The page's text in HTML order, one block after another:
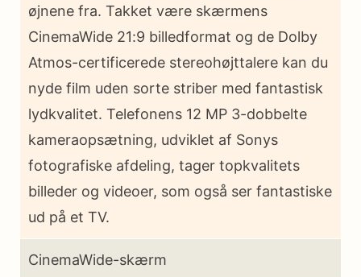
øjnene fra. Takket være skærmens
CinemaWide 21:9 billedformat og de Dolby
Atmos-certificerede stereohøjttalere kan du
nyde film uden sorte striber med fantastisk
lydkvalitet. Telefonens 12 MP 3-dobbelte
kameraopsætning, udviklet af Sonys
fotografiske afdeling, tager topkvalitets
billeder og videoer, som også ser fantastiske
ud på et TV.
CinemaWide-skærm